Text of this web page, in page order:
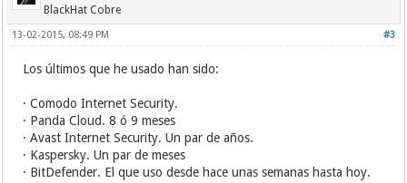
BlackHat Cobre
#3
13-02-2015, 08:49 PM
Los últimos que he usado han sido:
· Comodo Internet Security.
· Panda Cloud. 8 ó 9 meses
· Avast Internet Security. Un par de años.
· Kaspersky. Un par de meses
· BitDefender. El que uso desde hace unas semanas hasta hoy.